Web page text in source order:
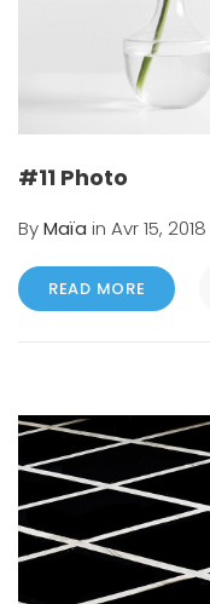
#11 Photo
ByMaïa in Avr 15, 2018
READ MORE